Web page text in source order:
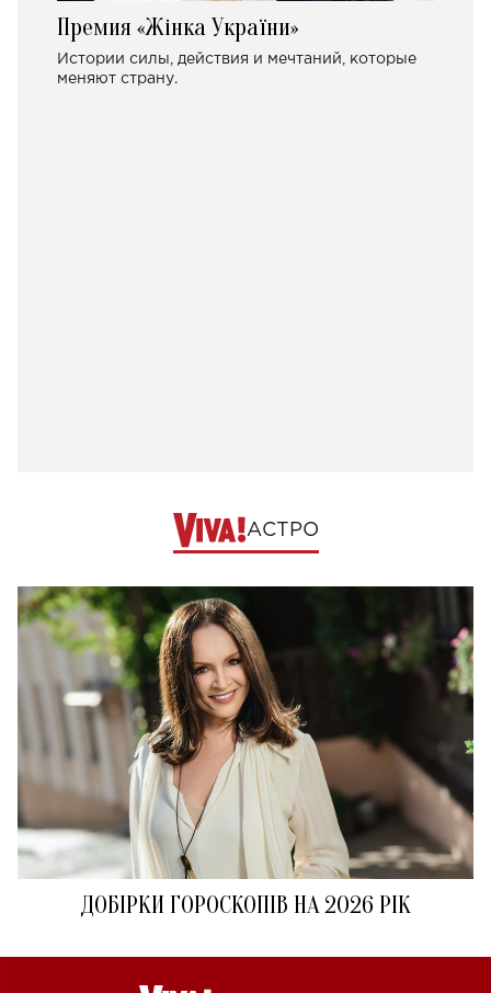
Премия «Жінка України»
Истории силы, действия и мечтаний, которые
меняют страну.
АСТРО
ДОБІРКИ ГОРОСКОПІВ НА 2026 РІК